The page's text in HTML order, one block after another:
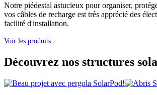
Notre piédestal astucieux pour organiser,
vos câbles de recharge est très apprécié des
facilité d'installation.
Voir les produits
Découvrez nos structures